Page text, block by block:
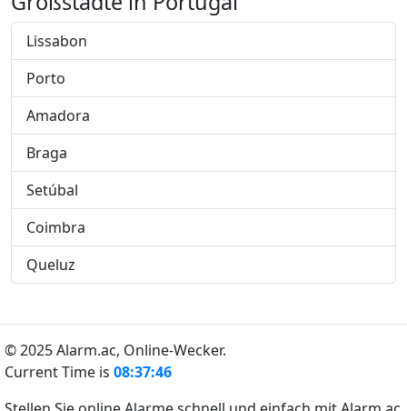
Lissabon
Porto
Amadora
Braga
Setúbal
Coimbra
Queluz
© 2025 Alarm.ac, Online-Wecker.
Current Time is 08:37:46